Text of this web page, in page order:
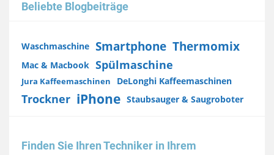
Beliebte Blogbeiträge
Waschmaschine Smartphone Thermomix
Mac & Macbook Spülmaschine
Jura Kaffeemaschinen DeLonghi Kaffeemaschinen
Trockner iPhone Staubsauger & Saugroboter
Finden Sie Ihren Techniker in Ihrem